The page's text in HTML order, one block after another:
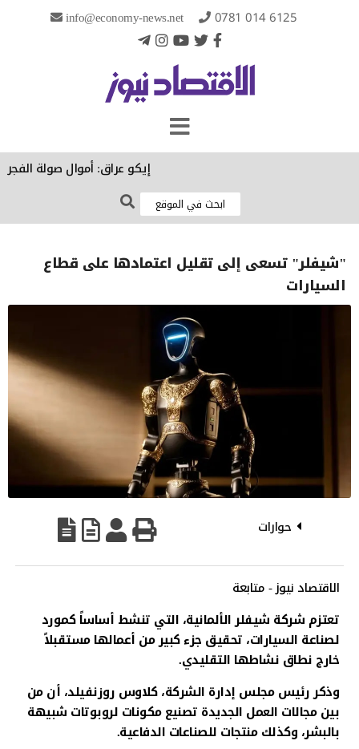
info@economy-news.net 0781 014 6125
إيكو عراق: أموال صولة الفجر
"شيفلر" تسعى إلى تقليل اعتمادها على قطاع
السيارات
حوارات
الاقتصاد نيوز - متابعة
تعتزم شركة شيفلر الألمانية، التي تنشط أساساً كمورد
لصناعة السيارات، تحقيق جزء كبير من أعمالها مستقبلاً
خارج نطاق نشاطها التقليدي.
وذكر رئيس مجلس إدارة الشركة، كلاوس روزنفيلد، أن من
بين مجالات العمل الجديدة تصنيع مكونات لروبوتات شبيهة
بالبشر، وكذلك منتجات للصناعات الدفاعية.